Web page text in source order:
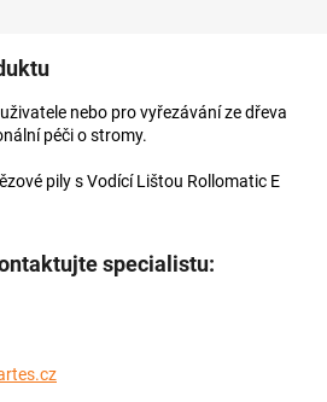
nebo pro vyřezávání ze dřeva
péči o stromy.
pily s Vodící Lištou Rollomatic E
specialistu: